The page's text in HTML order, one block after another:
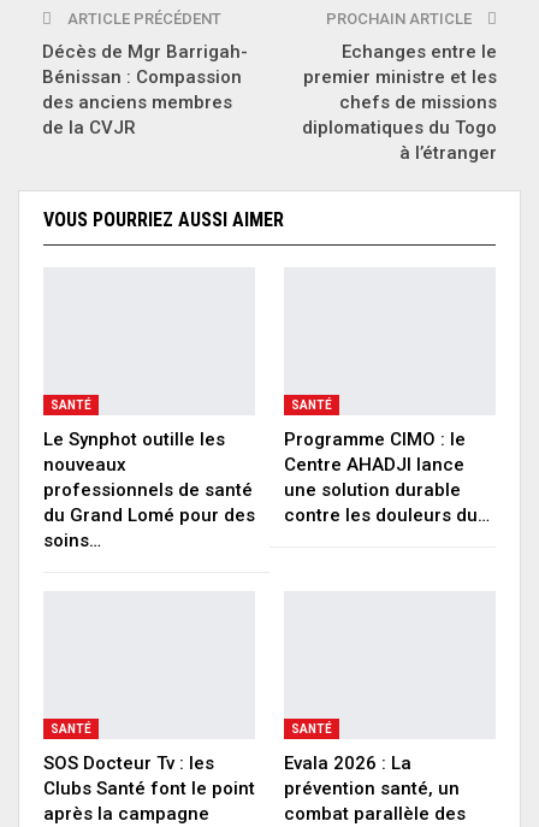
ARTICLE PRÉCÉDENT
Décès de Mgr Barrigah-
Bénissan : Compassion
des anciens membres
de la CVJR
PROCHAIN ARTICLE
Echanges entre le
premier ministre et les
chefs de missions
diplomatiques du Togo
à l’étranger
VOUS POURRIEZ AUSSI AIMER
SANTÉ
Le Synphot outille les
nouveaux
professionnels de santé
du Grand Lomé pour des
soins…
SANTÉ
Programme CIMO : le
Centre AHADJI lance
une solution durable
contre les douleurs du…
SANTÉ
SOS Docteur Tv : les
Clubs Santé font le point
après la campagne
SANTÉ
Evala 2026 : La
prévention santé, un
combat parallèle des